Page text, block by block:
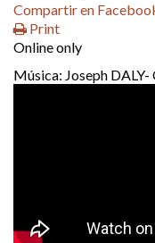
Compartir en
Print
Online only
Música: Joseph